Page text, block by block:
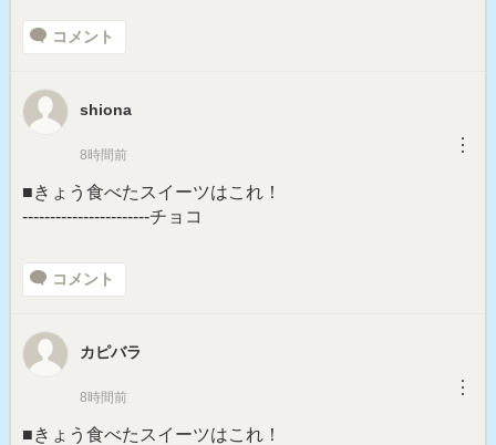
コメント
shiona
8時間前 ︙
■きょう食べたスイーツはこれ！
-----------------------チョコ
コメント
カピバラ
8時間前 ︙
■きょう食べたスイーツはこれ！